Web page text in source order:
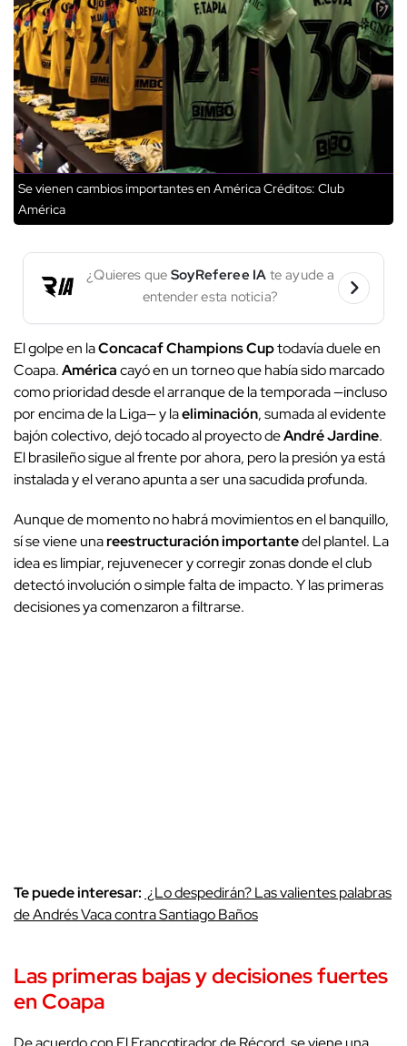
Se vienen cambios importantes en AméricaCréditos: Club
América
¿Quieres que SoyReferee IA te ayude a
entender esta noticia?
El golpe en laConcacaf Champions Cuptodavía duele en
Coapa.Américacayó en un torneo que había sido marcado
como prioridad desde el arranque de la temporada —incluso
por encima de la Liga— y laeliminación, sumada al evidente
bajón colectivo, dejó tocado al proyecto deAndré Jardine.
El brasileño sigue al frente por ahora, pero la presión ya está
instalada y el verano apunta a ser una sacudida profunda.
Aunque de momento no habrá movimientos en el banquillo,
sí se viene unareestructuración importantedel plantel. La
idea es limpiar, rejuvenecer y corregir zonas donde el club
detectó involución o simple falta de impacto. Y las primeras
decisiones ya comenzaron a filtrarse.
Te puede interesar: ¿Lo despedirán? Las valientes palabras
de Andrés Vaca contra Santiago Baños
Las primeras bajas y decisiones fuertes
en Coapa